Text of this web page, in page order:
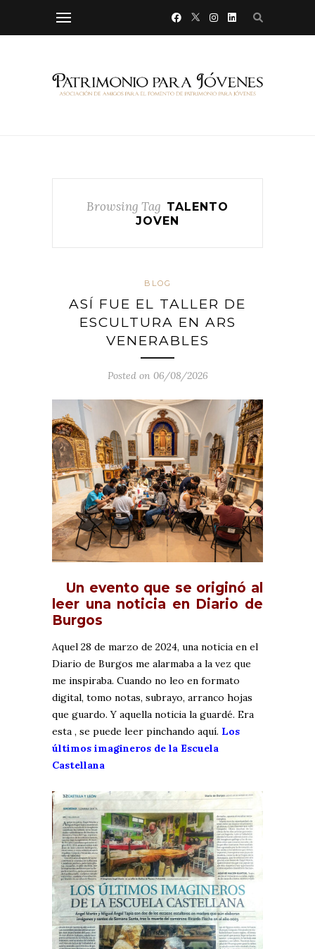
Browsing Tag TALENTO
JOVEN
BLOG
ASÍ FUE EL TALLER DE
ESCULTURA EN ARS
VENERABLES
Posted on 06/08/2026
Un evento que se originó al
leer una noticia en Diario de
Burgos
Aquel 28 de marzo de 2024, una noticia en el
Diario de Burgos me alarmaba a la vez que
me inspiraba. Cuando no leo en formato
digital, tomo notas, subrayo, arranco hojas
que guardo. Y aquella noticia la guardé. Era
esta , se puede leer pinchando aquí. Los
últimos imagineros de la Escuela
Castellana